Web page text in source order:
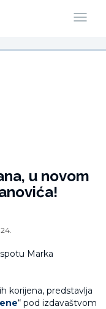
u novom
korijena, predstavlja
“ pod izdavaštvom